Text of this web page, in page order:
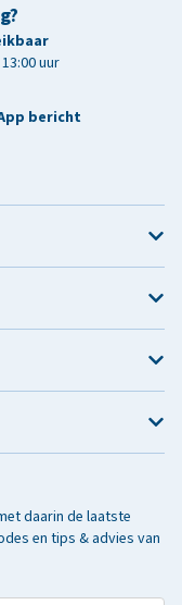
uur
bericht
daarin de laatste
en tips & advies van